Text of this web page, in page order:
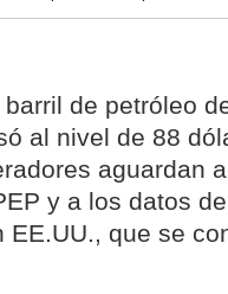
de petróleo
al nivel de 88
aguardan
y a los datos
EE.UU., que se